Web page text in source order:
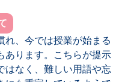
、今では授業が始まる
あります。こちらが提示
はなく、難しい用語や忘